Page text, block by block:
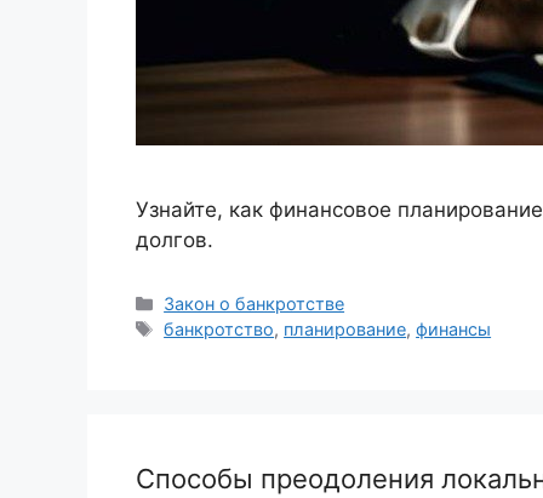
Узнайте, как финансовое
долгов.
Рубрики
Закон о банкротстве
Метки
банкротство, планирование,финансы
Способы преодоления